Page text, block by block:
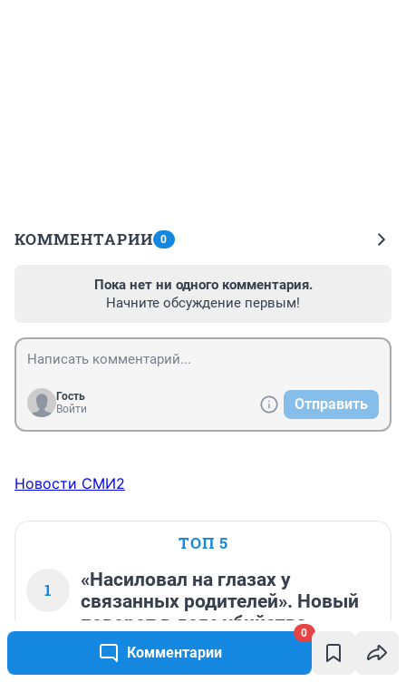
Комментарии
0
КОММЕНТАРИИ 0
Пока нет ни одного комментария.
Начните обсуждение первым!
Гость
Войти
Отправить
Новости СМИ2
ТОП 5
1
«Насиловал на глазах у
связанных родителей». Новый
поворот в деле убийства
россиян в Таиланде
13 496 7